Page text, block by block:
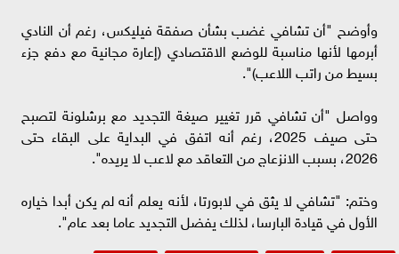
وأوضح "أن تشافي غضب بشأن صفقة فيليكس، رغم أن النادي
أبرمها لأنها مناسبة للوضع الاقتصادي (إعارة مجانية مع دفع جزء
بسيط من راتب اللاعب)".
وواصل "أن تشافي قرر تغيير صيغة التجديد مع برشلونة لتصبح
حتى صيف 2025، رغم أنه اتفق في البداية على البقاء حتى
2026، بسبب الانزعاج من التعاقد مع لاعب لا يريده".
وختم: "تشافي لا يثق في لابورتا، لأنه يعلم أنه لم يكن أبدا خياره
الأول في قيادة البارسا، لذلك يفضل التجديد عاما بعد عام".